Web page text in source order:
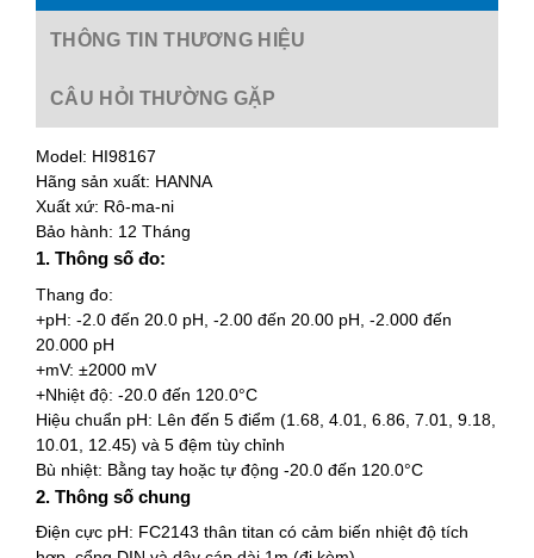
THÔNG TIN THƯƠNG HIỆU
CÂU HỎI THƯỜNG GẶP
Model: HI98167
Hãng sản xuất: HANNA
Xuất xứ: Rô-ma-ni
Bảo hành: 12 Tháng
1. Thông số đo:
Thang đo:
+pH: -2.0 đến 20.0 pH, -2.00 đến 20.00 pH, -2.000 đến
20.000 pH
+mV: ±2000 mV
+Nhiệt độ: -20.0 đến 120.0°C
Hiệu chuẩn pH: Lên đến 5 điểm (1.68, 4.01, 6.86, 7.01, 9.18,
10.01, 12.45) và 5 đệm tùy chỉnh
Bù nhiệt: Bằng tay hoặc tự động -20.0 đến 120.0°C
2. Thông số chung
Điện cực pH: FC2143 thân titan có cảm biến nhiệt độ tích